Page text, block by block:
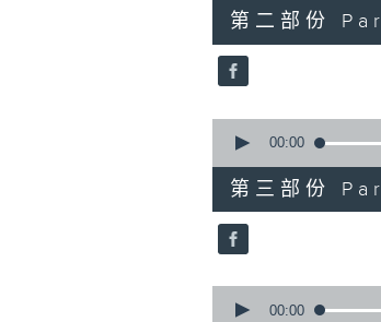
55
minutes,
10
seconds
90%
第二部份
seconds
55
minutes,
9
seconds
90%
00:00
第三部份
seconds
00:00